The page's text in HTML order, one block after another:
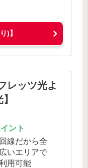
)】
レッツ光よ
ント
線だから全
いエリアで
用可能